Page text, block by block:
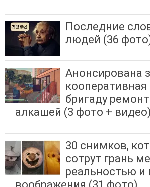
Последние
людей (36
Анонсирована
кооперативная
бригаду
алкашей (3 фото + видео)
30 снимков,
сотрут грань
реальностью и